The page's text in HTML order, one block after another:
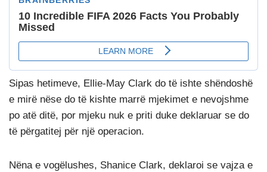
Sipas hetimeve, Ellie-May Clark do të ishte shëndoshë
e mirë nëse do të kishte marrë mjekimet e nevojshme
po atë ditë, por mjeku nuk e priti duke deklaruar se do
të përgatitej për një operacion.
Nëna e vogëlushes, Shanice Clark, deklaroi se vajza e